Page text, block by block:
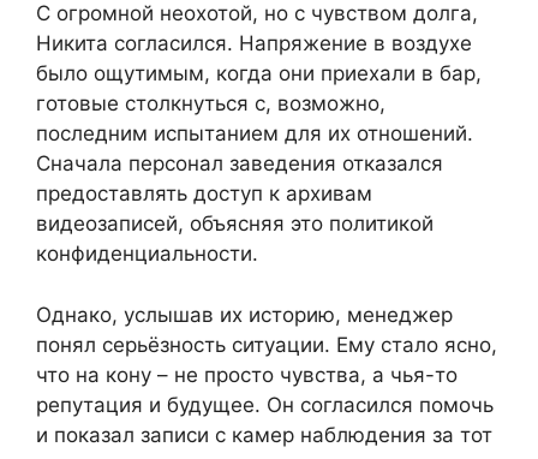
С огромной неохотой, но с чувством долга,
Никита согласился. Напряжение в воздухе
было ощутимым, когда они приехали в бар,
готовые столкнуться с, возможно,
последним испытанием для их отношений.
Сначала персонал заведения отказался
предоставлять доступ к архивам
видеозаписей, объясняя это политикой
конфиденциальности.
Однако, услышав их историю, менеджер
понял серьёзность ситуации. Ему стало ясно,
что на кону – не просто чувства, а чья-то
репутация и будущее. Он согласился помочь
и показал записи с камер наблюдения за тот